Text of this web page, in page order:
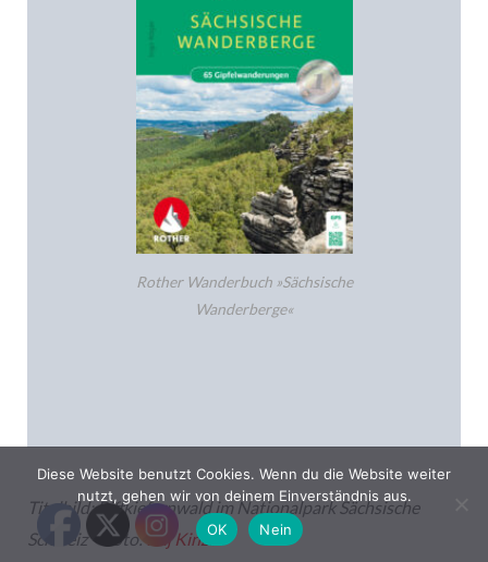
Rother Wanderbuch »Sächsische
Wanderberge«
Titelbild: Riffkiefernwald im Nationalpark Sächsische
Schweiz – Foto:Kaj Kinzel
Diese Website benutzt Cookies. Wenn du die Website weiter
nutzt, gehen wir von deinem Einverständnis aus.
OK
Nein